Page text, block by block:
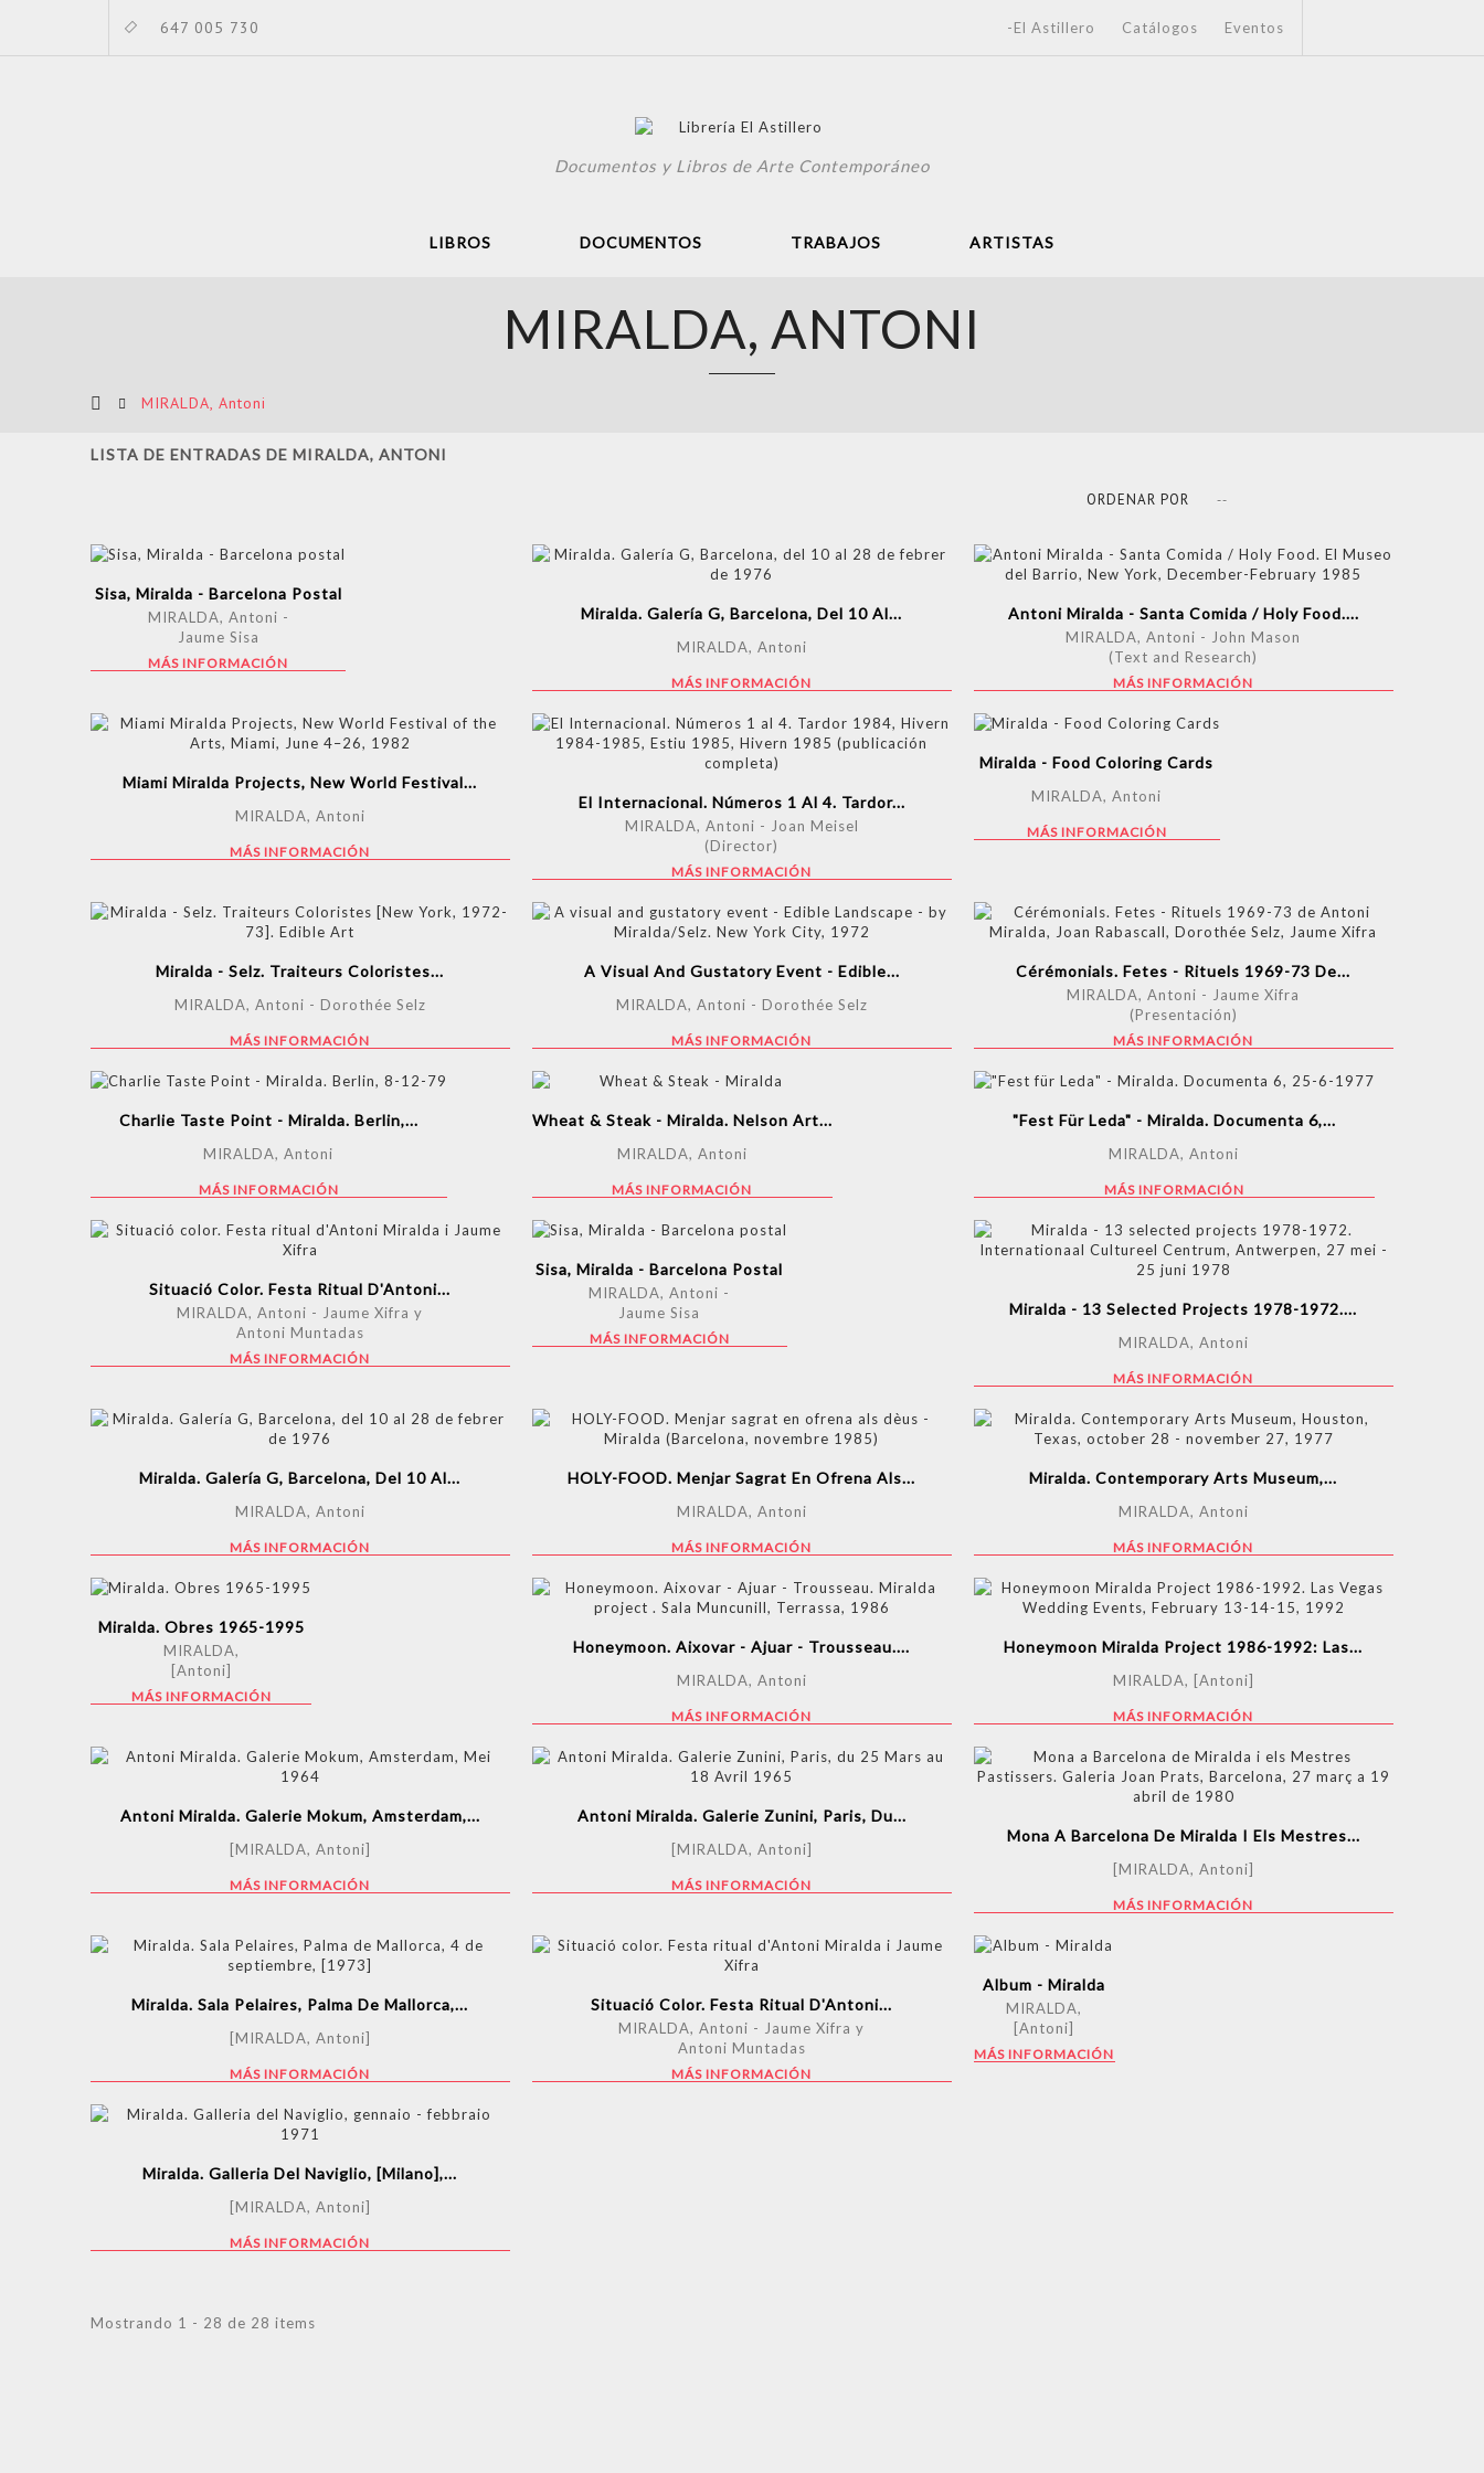
647 005 730 -El Astillero Catálogos Eventos
Documentos y Libros de Arte Contemporáneo
LIBROS DOCUMENTOS TRABAJOS ARTISTAS
MIRALDA, ANTONI
MIRALDA, Antoni
LISTA DE ENTRADAS DE MIRALDA, ANTONI
ORDENAR POR --
Sisa, Miralda - Barcelona Postal
MIRALDA, Antoni -
Jaume Sisa
MÁS INFORMACIÓN
Miralda. Galería G, Barcelona, Del 10 Al...
MIRALDA, Antoni
MÁS INFORMACIÓN
Antoni Miralda - Santa Comida / Holy Food....
MIRALDA, Antoni - John Mason
(Text and Research)
MÁS INFORMACIÓN
Miami Miralda Projects, New World Festival...
MIRALDA, Antoni
MÁS INFORMACIÓN
El Internacional. Números 1 Al 4. Tardor...
MIRALDA, Antoni - Joan Meisel
(Director)
MÁS INFORMACIÓN
Miralda - Food Coloring Cards
MIRALDA, Antoni
MÁS INFORMACIÓN
Miralda - Selz. Traiteurs Coloristes...
MIRALDA, Antoni - Dorothée Selz
MÁS INFORMACIÓN
A Visual And Gustatory Event - Edible...
MIRALDA, Antoni - Dorothée Selz
MÁS INFORMACIÓN
Cérémonials. Fetes - Rituels 1969-73 De...
MIRALDA, Antoni - Jaume Xifra
(Presentación)
MÁS INFORMACIÓN
Charlie Taste Point - Miralda. Berlin,...
MIRALDA, Antoni
MÁS INFORMACIÓN
Wheat & Steak - Miralda. Nelson Art...
MIRALDA, Antoni
MÁS INFORMACIÓN
"Fest Für Leda" - Miralda. Documenta 6,...
MIRALDA, Antoni
MÁS INFORMACIÓN
Situació Color. Festa Ritual D'Antoni...
MIRALDA, Antoni - Jaume Xifra y
Antoni Muntadas
MÁS INFORMACIÓN
Sisa, Miralda - Barcelona Postal
MIRALDA, Antoni -
Jaume Sisa
MÁS INFORMACIÓN
Miralda - 13 Selected Projects 1978-1972....
MIRALDA, Antoni
MÁS INFORMACIÓN
Miralda. Galería G, Barcelona, Del 10 Al...
MIRALDA, Antoni
MÁS INFORMACIÓN
HOLY-FOOD. Menjar Sagrat En Ofrena Als...
MIRALDA, Antoni
MÁS INFORMACIÓN
Miralda. Contemporary Arts Museum,...
MIRALDA, Antoni
MÁS INFORMACIÓN
Miralda. Obres 1965-1995
MIRALDA,
[Antoni]
MÁS INFORMACIÓN
Honeymoon. Aixovar - Ajuar - Trousseau....
MIRALDA, Antoni
MÁS INFORMACIÓN
Honeymoon Miralda Project 1986-1992: Las...
MIRALDA, [Antoni]
MÁS INFORMACIÓN
Antoni Miralda. Galerie Mokum, Amsterdam,...
[MIRALDA, Antoni]
MÁS INFORMACIÓN
Antoni Miralda. Galerie Zunini, Paris, Du...
[MIRALDA, Antoni]
MÁS INFORMACIÓN
Mona A Barcelona De Miralda I Els Mestres...
[MIRALDA, Antoni]
MÁS INFORMACIÓN
Miralda. Sala Pelaires, Palma De Mallorca,...
[MIRALDA, Antoni]
MÁS INFORMACIÓN
Situació Color. Festa Ritual D'Antoni...
MIRALDA, Antoni - Jaume Xifra y
Antoni Muntadas
MÁS INFORMACIÓN
Album - Miralda
MIRALDA,
[Antoni]
MÁS INFORMACIÓN
Miralda. Galleria Del Naviglio, [Milano],...
[MIRALDA, Antoni]
MÁS INFORMACIÓN
Mostrando 1 - 28 de 28 items